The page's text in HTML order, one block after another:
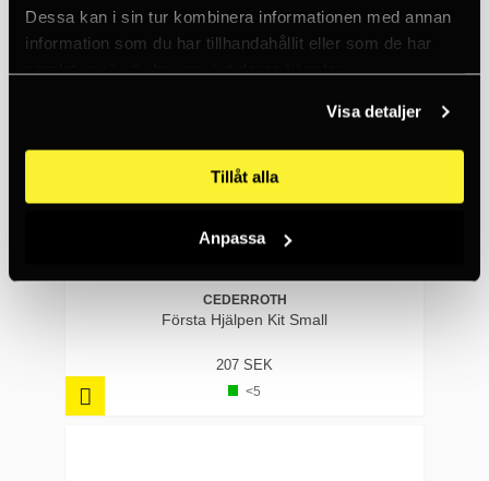
Dessa kan i sin tur kombinera informationen med annan
information som du har tillhandahållit eller som de har
samlat in när du har använt deras tjänster.
Visa detaljer
Tillåt alla
Anpassa
CEDERROTH
Första Hjälpen Kit Small
207 SEK
<5